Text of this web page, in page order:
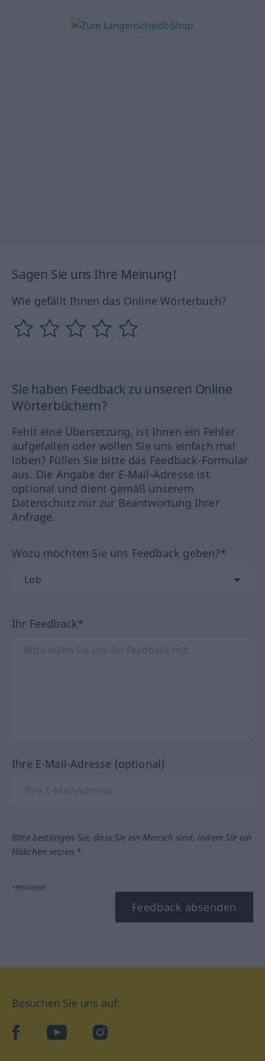
Sagen Sie uns Ihre Meinung!
Wie gefällt Ihnen das Online Wörterbuch?
Sie haben Feedback zu unseren Online
Wörterbüchern?
Fehlt eine Übersetzung, ist Ihnen ein Fehler
aufgefallen oder wollen Sie uns einfach mal
loben? Füllen Sie bitte das Feedback-Formular
aus. Die Angabe der E-Mail-Adresse ist
optional und dient gemäß unserem
Datenschutz nur zur Beantwortung Ihrer
Anfrage.
Wozu möchten Sie uns Feedback geben?*
Ihr Feedback*
Ihre E-Mail-Adresse (optional)
Bitte bestätigen Sie, dass Sie ein Mensch sind, indem Sie ein
Häkchen setzen.*
*Pflichtfeld
Feedback absenden
Besuchen Sie uns auf:
facebookYouTube Instagram